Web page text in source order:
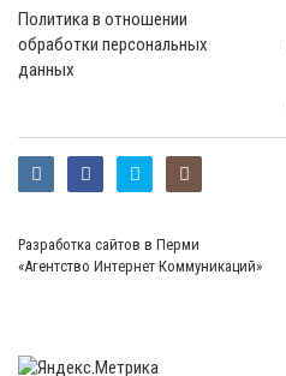
Политика в отношении
обработки персональных
данных
Разработка сайтов в Перми
«Агентство Интернет Коммуникаций»